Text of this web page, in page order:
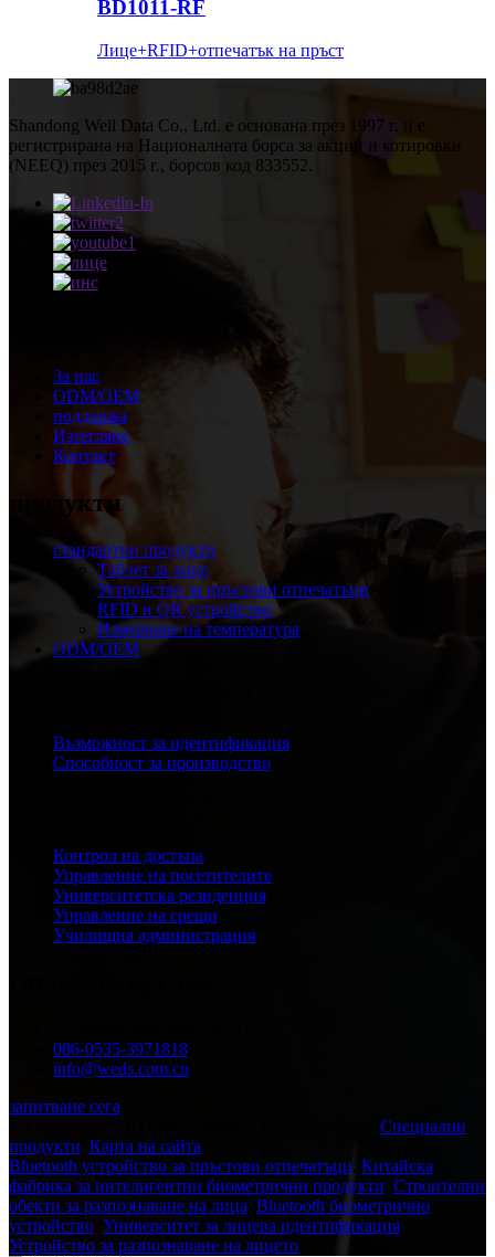
BD1011-RF
Лице+RFID+отпечатък на пръст
Shandong Well Data Co., Ltd. е основана през 1997 г. и е
регистрирана на Националната борса за акции и котировки
(NEEQ) през 2015 г., борсов код 833552.
За нас
ODM/OEM
поддържа
Изтегляне
Контакт
продукти
стандартни продукти
Таблет за лице
Устройство за пръстови отпечатъци
RFID и QR устройство
Измерване на температура
ODM/OEM
Възможност за идентификация
Способност за производство
Контрол на достъпа
Управление на посетителите
Университетска резиденция
Управление на срещи
Училищна администрация
086-0535-3971818
info@weds.com.cn
запитване сега
Специални
продукти Карта на сайта
Bluetooth устройство за пръстови отпечатъци Китайска
фабрика за интелигентни биометрични продукти Строителни
обекти за разпознаване на лица Bluetooth биометрично
устройство Университет за лицева идентификация
Устройство за разпознаване на лицето